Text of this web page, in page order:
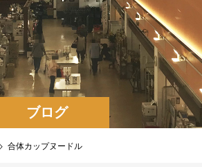
ブログ
合体カップヌードル